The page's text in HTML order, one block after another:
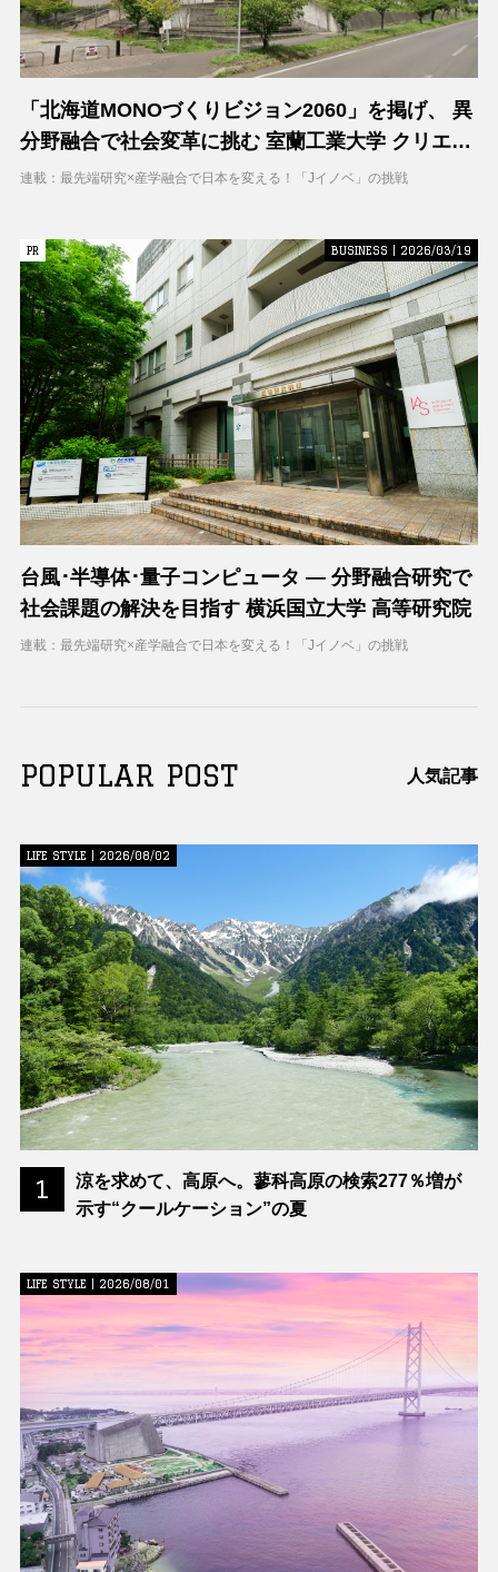
「北海道MONOづくりビジョン2060」を掲げ、 異
分野融合で社会変革に挑む 室蘭工業大学 クリエイ
ティブコラボレーションセンター（CCC）
連載：最先端研究×産学融合で日本を変える！「Jイノベ」の挑戦
PR
PR BUSINESS | 2026/03/19
台風･半導体･量子コンピュータ ― 分野融合研究で
社会課題の解決を目指す 横浜国立大学 高等研究院
連載：最先端研究×産学融合で日本を変える！「Jイノベ」の挑戦
POPULAR POST 人気記事
1
LIFE STYLE | 2026/08/02
涼を求めて、高原へ。蓼科高原の検索277％増が
示す“クールケーション”の夏
LIFE STYLE | 2026/08/01